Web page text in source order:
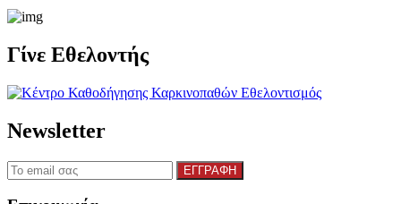
Γίνε Εθελοντής
Newsletter